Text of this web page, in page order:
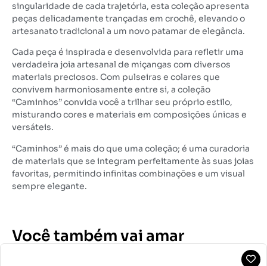
singularidade de cada trajetória, esta coleção apresenta
peças delicadamente trançadas em crochê, elevando o
artesanato tradicional a um novo patamar de elegância.
Cada peça é inspirada e desenvolvida para refletir uma
verdadeira joia artesanal de miçangas com diversos
materiais preciosos. Com pulseiras e colares que
convivem harmoniosamente entre si, a coleção
“Caminhos” convida você a trilhar seu próprio estilo,
misturando cores e materiais em composições únicas e
versáteis.
“Caminhos” é mais do que uma coleção; é uma curadoria
de materiais que se integram perfeitamente às suas joias
favoritas, permitindo infinitas combinações e um visual
sempre elegante.
Você também vai amar